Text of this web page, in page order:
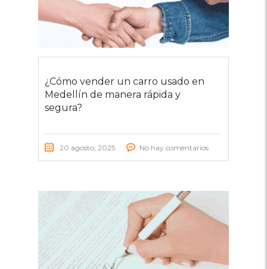
¿Cómo vender un carro usado en
Medellín de manera rápida y
segura?
20 agosto, 2025 No hay comentarios